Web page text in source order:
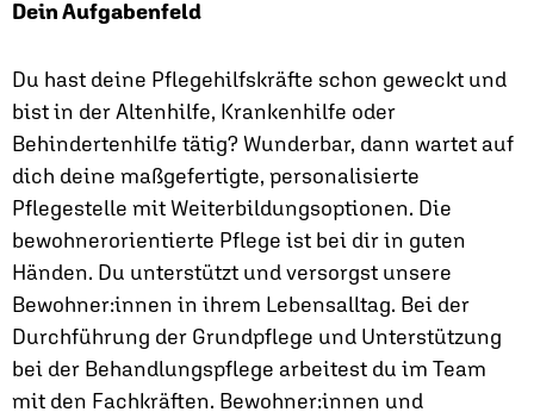
Dein Aufgabenfeld
Du hast deine Pflegehilfskräfte schon geweckt und
bist in der Altenhilfe, Krankenhilfe oder
Behindertenhilfe tätig? Wunderbar, dann wartet auf
dich deine maßgefertigte, personalisierte
Pflegestelle mit Weiterbildungsoptionen. Die
bewohnerorientierte Pflege ist bei dir in guten
Händen. Du unterstützt und versorgst unsere
Bewohner:innen in ihrem Lebensalltag. Bei der
Durchführung der Grundpflege und Unterstützung
bei der Behandlungspflege arbeitest du im Team
mit den Fachkräften. Bewohner:innen und